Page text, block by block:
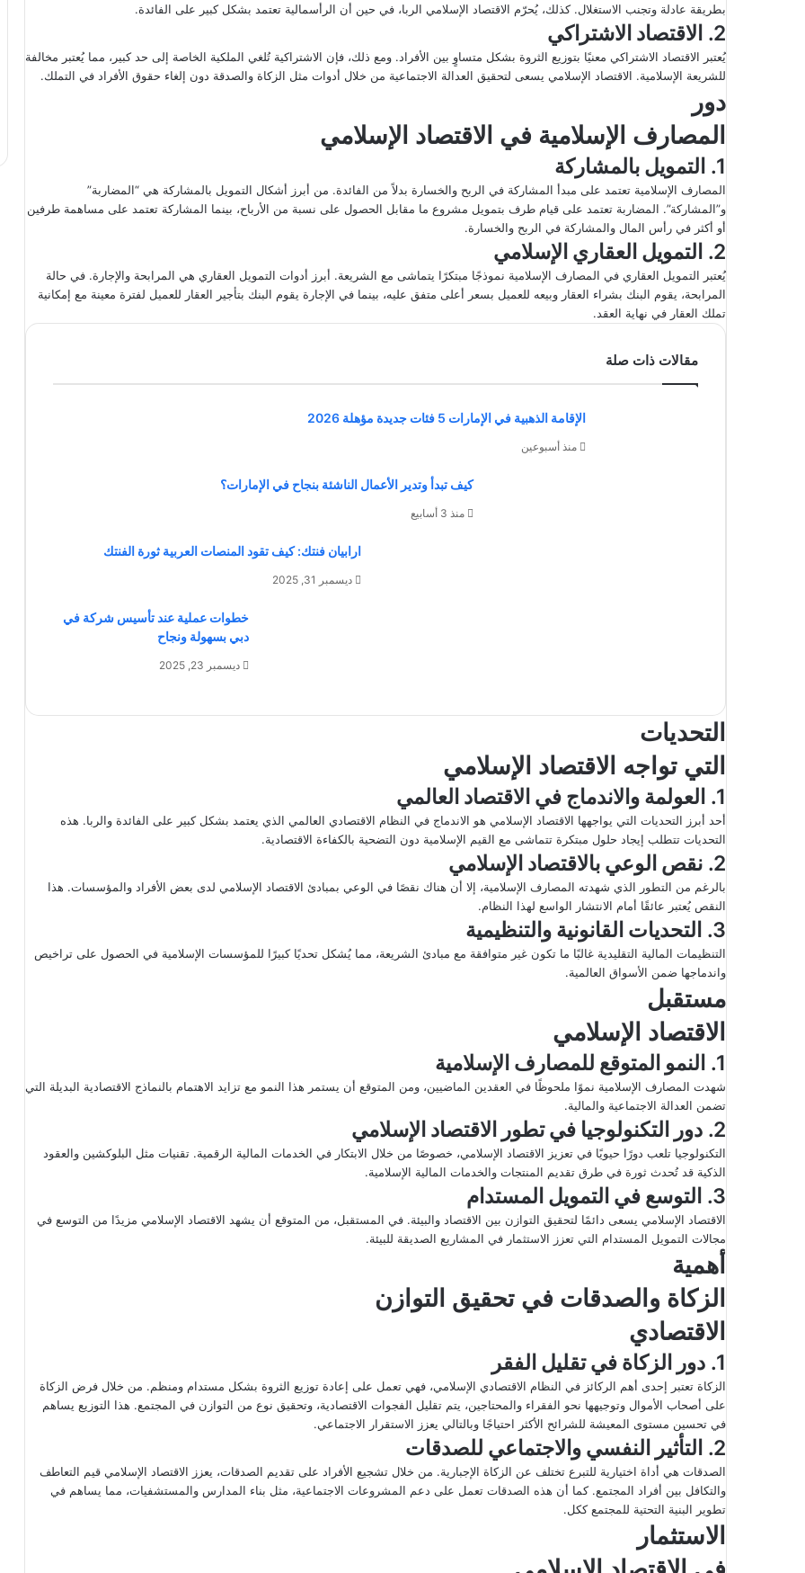
بطريقة عادلة وتجنب الاستغلال. كذلك، يُحرّم الاقتصاد الإسلامي الربا، في حين أن الرأسمالية تعتمد بشكل كبير على الفائدة.
2. الاقتصاد الاشتراكي
يُعتبر الاقتصاد الاشتراكي معنيًا بتوزيع الثروة بشكل متساوٍ بين الأفراد. ومع ذلك، فإن الاشتراكية تُلغي الملكية الخاصة إلى حد كبير، مما يُعتبر مخالفة
للشريعة الإسلامية. الاقتصاد الإسلامي يسعى لتحقيق العدالة الاجتماعية من خلال أدوات مثل الزكاة والصدقة دون إلغاء حقوق الأفراد في التملك.
دور
المصارف الإسلامية في الاقتصاد الإسلامي
1. التمويل بالمشاركة
المصارف الإسلامية تعتمد على مبدأ المشاركة في الربح والخسارة بدلاً من الفائدة. من أبرز أشكال التمويل بالمشاركة هي “المضاربة”
و”المشاركة”. المضاربة تعتمد على قيام طرف بتمويل مشروع ما مقابل الحصول على نسبة من الأرباح، بينما المشاركة تعتمد على مساهمة طرفين
أو أكثر في رأس المال والمشاركة في الربح والخسارة.
2. التمويل العقاري الإسلامي
يُعتبر التمويل العقاري في المصارف الإسلامية نموذجًا مبتكرًا يتماشى مع الشريعة. أبرز أدوات التمويل العقاري هي المرابحة والإجارة. في حالة
المرابحة، يقوم البنك بشراء العقار وبيعه للعميل بسعر أعلى متفق عليه، بينما في الإجارة يقوم البنك بتأجير العقار للعميل لفترة معينة مع إمكانية
تملك العقار في نهاية العقد.
مقالات ذات صلة
الإقامة الذهبية في الإمارات 5 فئات جديدة مؤهلة 2026
منذ أسبوعين
كيف تبدأ وتدير الأعمال الناشئة بنجاح في الإمارات؟
منذ 3 أسابيع
ارابيان فنتك: كيف تقود المنصات العربية ثورة الفنتك
ديسمبر 31, 2025
خطوات عملية عند تأسيس شركة في
دبي بسهولة ونجاح
ديسمبر 23, 2025
التحديات
التي تواجه الاقتصاد الإسلامي
1. العولمة والاندماج في الاقتصاد العالمي
أحد أبرز التحديات التي يواجهها الاقتصاد الإسلامي هو الاندماج في النظام الاقتصادي العالمي الذي يعتمد بشكل كبير على الفائدة والربا. هذه
التحديات تتطلب إيجاد حلول مبتكرة تتماشى مع القيم الإسلامية دون التضحية بالكفاءة الاقتصادية.
2. نقص الوعي بالاقتصاد الإسلامي
بالرغم من التطور الذي شهدته المصارف الإسلامية، إلا أن هناك نقصًا في الوعي بمبادئ الاقتصاد الإسلامي لدى بعض الأفراد والمؤسسات. هذا
النقص يُعتبر عائقًا أمام الانتشار الواسع لهذا النظام.
3. التحديات القانونية والتنظيمية
التنظيمات المالية التقليدية غالبًا ما تكون غير متوافقة مع مبادئ الشريعة، مما يُشكل تحديًا كبيرًا للمؤسسات الإسلامية في الحصول على تراخيص
واندماجها ضمن الأسواق العالمية.
مستقبل
الاقتصاد الإسلامي
1. النمو المتوقع للمصارف الإسلامية
شهدت المصارف الإسلامية نموًا ملحوظًا في العقدين الماضيين، ومن المتوقع أن يستمر هذا النمو مع تزايد الاهتمام بالنماذج الاقتصادية البديلة التي
تضمن العدالة الاجتماعية والمالية.
2. دور التكنولوجيا في تطور الاقتصاد الإسلامي
التكنولوجيا تلعب دورًا حيويًا في تعزيز الاقتصاد الإسلامي، خصوصًا من خلال الابتكار في الخدمات المالية الرقمية. تقنيات مثل البلوكشين والعقود
الذكية قد تُحدث ثورة في طرق تقديم المنتجات والخدمات المالية الإسلامية.
3. التوسع في التمويل المستدام
الاقتصاد الإسلامي يسعى دائمًا لتحقيق التوازن بين الاقتصاد والبيئة. في المستقبل، من المتوقع أن يشهد الاقتصاد الإسلامي مزيدًا من التوسع في
مجالات التمويل المستدام التي تعزز الاستثمار في المشاريع الصديقة للبيئة.
أهمية
الزكاة والصدقات في تحقيق التوازن
الاقتصادي
1. دور الزكاة في تقليل الفقر
الزكاة تعتبر إحدى أهم الركائز في النظام الاقتصادي الإسلامي، فهي تعمل على إعادة توزيع الثروة بشكل مستدام ومنظم. من خلال فرض الزكاة
على أصحاب الأموال وتوجيهها نحو الفقراء والمحتاجين، يتم تقليل الفجوات الاقتصادية، وتحقيق نوع من التوازن في المجتمع. هذا التوزيع يساهم
في تحسين مستوى المعيشة للشرائح الأكثر احتياجًا وبالتالي يعزز الاستقرار الاجتماعي.
2. التأثير النفسي والاجتماعي للصدقات
الصدقات هي أداة اختيارية للتبرع تختلف عن الزكاة الإجبارية. من خلال تشجيع الأفراد على تقديم الصدقات، يعزز الاقتصاد الإسلامي قيم التعاطف
والتكافل بين أفراد المجتمع. كما أن هذه الصدقات تعمل على دعم المشروعات الاجتماعية، مثل بناء المدارس والمستشفيات، مما يساهم في
تطوير البنية التحتية للمجتمع ككل.
الاستثمار